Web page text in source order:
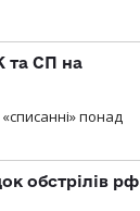
та СП на
понад
обстрілів рф